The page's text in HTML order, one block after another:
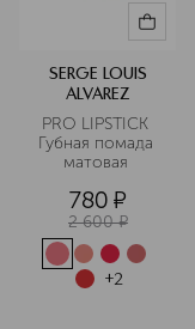
SERGE LOUIS
ALVAREZ
PRO LIPSTICK
Губная помада
780 ¤
2 600 ¤
+2